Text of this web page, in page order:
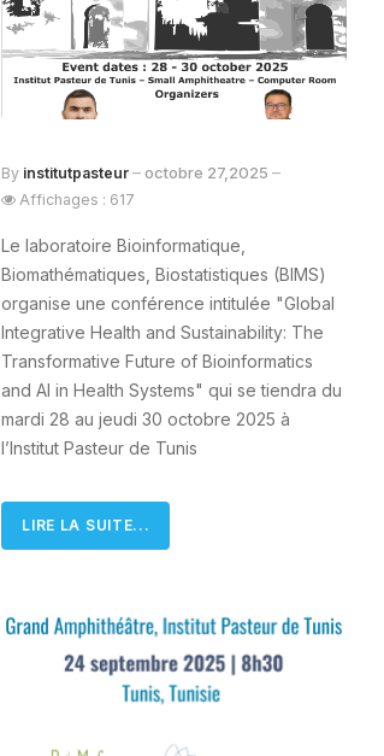
By institutpasteur octobre 27,2025
Affichages : 617
Le laboratoire Bioinformatique,
Biomathématiques, Biostatistiques (BIMS)
organise une conférence intitulée "Global
Integrative Health and Sustainability: The
Transformative Future of Bioinformatics
and AI in Health Systems" qui se tiendra du
mardi 28 au jeudi 30 octobre 2025 à
l’Institut Pasteur de Tunis
LIRE LA SUITE...